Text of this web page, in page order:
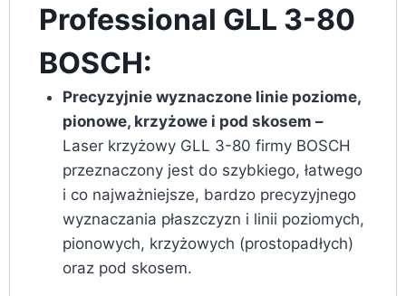
Professional GLL 3-80
BOSCH:
Precyzyjnie wyznaczone linie poziome,
pionowe, krzyżowe i pod skosem –
Laser krzyżowy GLL 3-80 firmy BOSCH
przeznaczony jest do szybkiego, łatwego
i co najważniejsze, bardzo precyzyjnego
wyznaczania płaszczyzn i linii poziomych,
pionowych, krzyżowych (prostopadłych)
oraz pod skosem.